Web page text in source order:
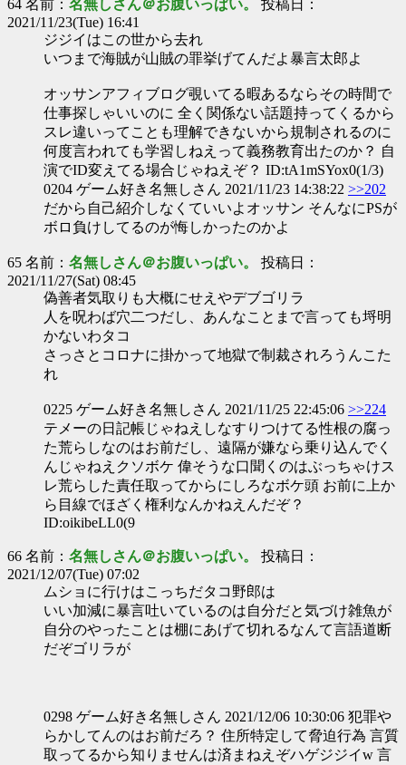
64 名前： 名無しさん＠お腹いっぱい。 投稿日：
2021/11/23(Tue) 16:41
ジジイはこの世から去れ
いつまで海賊が山賊の罪挙げてんだよ暴言太郎よ
オッサンアフィブログ覗いてる暇あるならその時間で
仕事探しゃいいのに 全く関係ない話題持ってくるから
スレ違いってことも理解できないから規制されるのに
何度言われても学習しねえって義務教育出たのか？ 自
演でID変えてる場合じゃねえぞ？ ID:tA1mSYox0(1/3)
0204 ゲーム好き名無しさん 2021/11/23 14:38:22 >>202
だから自己紹介しなくていいよオッサン そんなにPSが
ボロ負けしてるのが悔しかったのかよ
65 名前： 名無しさん＠お腹いっぱい。 投稿日：
2021/11/27(Sat) 08:45
偽善者気取りも大概にせえやデブゴリラ
人を呪わば穴二つだし、あんなことまで言っても埒明
かないわタコ
さっさとコロナに掛かって地獄で制裁されろうんこた
れ
0225 ゲーム好き名無しさん 2021/11/25 22:45:06 >>224
テメーの日記帳じゃねえしなすりつけてる性根の腐っ
た荒らしなのはお前だし、遠隔が嫌なら乗り込んでく
んじゃねえクソボケ 偉そうな口聞くのはぶっちゃけス
レ荒らした責任取ってからにしろなボケ頭 お前に上か
ら目線でほざく権利なんかねえんだぞ？
ID:oikibeLL0(9
66 名前： 名無しさん＠お腹いっぱい。 投稿日：
2021/12/07(Tue) 07:02
ムショに行けはこっちだタコ野郎は
いい加減に暴言吐いているのは自分だと気づけ雑魚が
自分のやったことは棚にあげて切れるなんて言語道断
だぞゴリラが
0298 ゲーム好き名無しさん 2021/12/06 10:30:06 犯罪や
らかしてんのはお前だろ？ 住所特定して脅迫行為 言質
取ってるから知りませんは済まねえぞハゲジジイw 言